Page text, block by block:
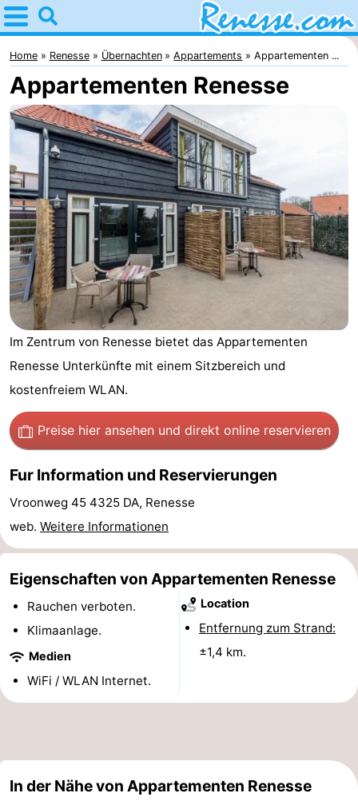
Home
Renesse
Tipps
Für
kindern
Übernachten
Appartements
-
Port
Greve
-
Zeeuwse
Kust
Campingplätze
Ferienhäuser
Buitenheem
-
De
Oase
-
Duinoord
-
Ginsterveld
-
Julianahoeve
-
Livingstone
Port
Greve
-
Port
Zélande
-
Resort
-
Home Renesse Übernachten Appartements Appartementen ...
Appartementen Renesse
Im Zentrum von Renesse bietet das Appartementen
Renesse Unterkünfte mit einem Sitzbereich und
kostenfreiem WLAN.
Preise hier ansehen und direkt online reservieren
Fur Information und Reservierungen
Vroonweg 45 4325 DA, Renesse
web. Weitere Informationen
Eigenschaften von Appartementen Renesse
Rauchen verboten.
Klimaanlage.
Medien
WiFi / WLAN Internet.
Location
Entfernung zum Strand:
±1,4 km.
In der Nähe von Appartementen Renesse